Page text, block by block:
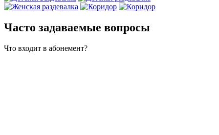
Часто задаваемые вопросы
Что входит в абонемент?